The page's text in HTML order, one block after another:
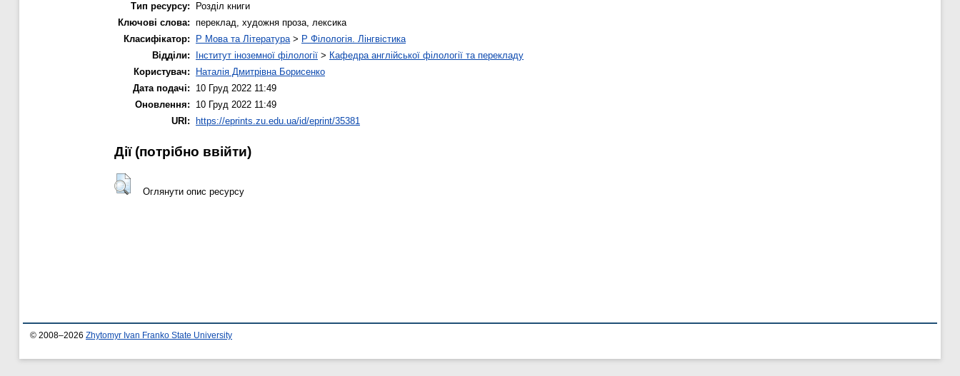
Тип ресурсу:
Розділ книги
Ключові слова: переклад, художня проза, лексика
Класифікатор:
P Мова та Література> P Філологія. Лінгвістика
Відділи:
Інститут іноземної філології > Кафедра англійської філології та перекладу
Користувач:
Наталія Дмитрівна Борисенко
Дата подачі:
10 Груд 2022 11:49
Оновлення:
10 Груд 2022 11:49
URI:
https://eprints.zu.edu.ua/id/eprint/35381
Дії ​​(потрібно ввійти)
Оглянути опис ресурсу
© 2008–2026 Zhytomyr Ivan Franko State University